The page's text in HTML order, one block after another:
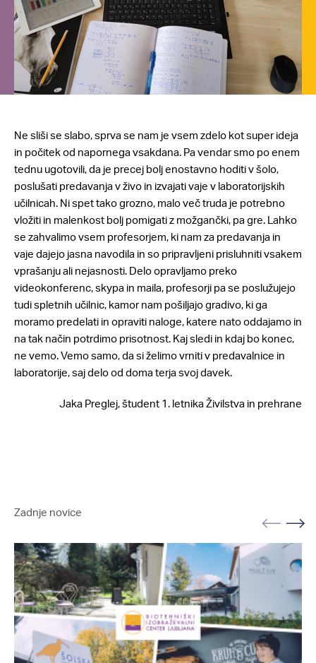
Ne sliši se slabo, sprva se nam je vsem zdelo kot super ideja
in počitek od napornega vsakdana. Pa vendar smo po enem
tednu ugotovili, da je precej bolj enostavno hoditi v šolo,
poslušati predavanja v živo in izvajati vaje v laboratorijskih
učilnicah. Ni spet tako grozno, malo več truda je potrebno
vložiti in malenkost bolj pomigati z možgančki, pa gre. Lahko
se zahvalimo vsem profesorjem, ki nam za predavanja in
vaje dajejo jasna navodila in so pripravljeni prisluhniti vsakem
vprašanju ali nejasnosti. Delo opravljamo preko
videokonferenc, skypa in maila, profesorji pa se poslužujejo
tudi spletnih učilnic, kamor nam pošiljajo gradivo, ki ga
moramo predelati in opraviti naloge, katere nato oddajamo in
na tak način potrdimo prisotnost. Kaj sledi in kdaj bo konec,
ne vemo. Vemo samo, da si želimo vrniti v predavalnice in
laboratorije, saj delo od doma terja svoj davek.
Jaka Preglej, študent 1. letnika Živilstva in prehrane
Zadnje novice